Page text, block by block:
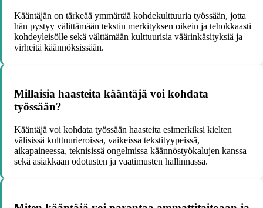
Kääntäjän on tärkeää ymmärtää kohdekulttuuria työssään, jotta
hän pystyy välittämään tekstin merkityksen oikein ja tehokkaasti
kohdeyleisölle sekä välttämään kulttuurisia väärinkäsityksiä ja
virheitä käännöksissään.
Millaisia haasteita kääntäjä voi kohdata
työssään?
Kääntäjä voi kohdata työssään haasteita esimerkiksi kielten
välisissä kulttuurieroissa, vaikeissa tekstityypeissä,
aikapaineessa, teknisissä ongelmissa käännöstyökalujen kanssa
sekä asiakkaan odotusten ja vaatimusten hallinnassa.